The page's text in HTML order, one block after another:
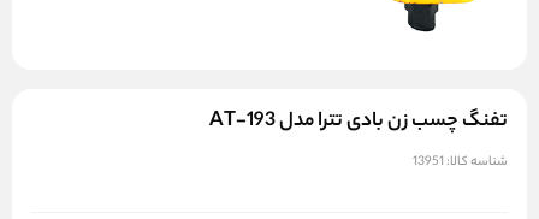
تفنگ چسب زن بادی تترا مدل AT-193
شناسه کالا: 13951